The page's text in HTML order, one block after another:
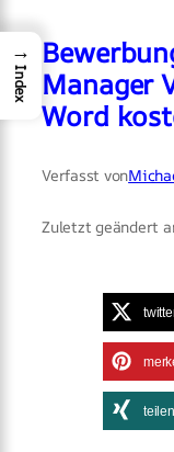
Manager
Word
Verfasst von
Zuletzt geändert
teilen
→
Index